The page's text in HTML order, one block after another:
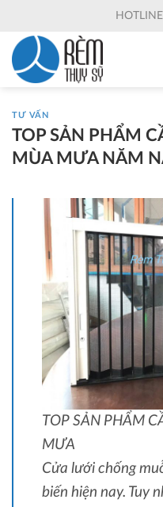
content
TƯ VẤN
TOP SẢN PHẨM
MÙA MƯA NĂM
TOP SẢN PHẨM
MƯA
Cửa lưới chống
biến hiện nay. Tuy